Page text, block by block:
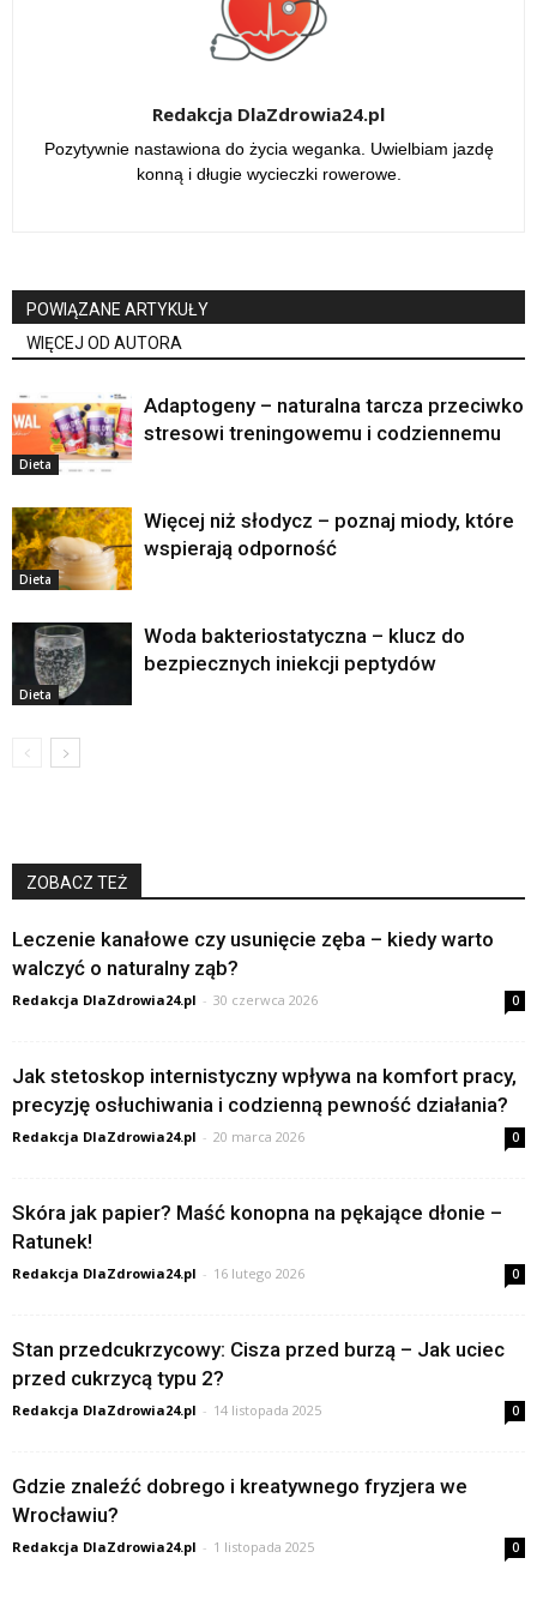
Redakcja DlaZdrowia24.pl
Pozytywnie nastawiona do życia weganka. Uwielbiam jazdę
konną i długie wycieczki rowerowe.
POWIĄZANE ARTYKUŁY
WIĘCEJ OD AUTORA
Dieta
Adaptogeny – naturalna tarcza przeciwko
stresowi treningowemu i codziennemu
Dieta
Więcej niż słodycz – poznaj miody, które
wspierają odporność
Dieta
Woda bakteriostatyczna – klucz do
bezpiecznych iniekcji peptydów
ZOBACZ TEŻ
Leczenie kanałowe czy usunięcie zęba – kiedy warto
walczyć o naturalny ząb?
Redakcja DlaZdrowia24.pl - 30 czerwca 2026 0
Jak stetoskop internistyczny wpływa na komfort pracy,
precyzję osłuchiwania i codzienną pewność działania?
Redakcja DlaZdrowia24.pl - 20 marca 2026 0
Skóra jak papier? Maść konopna na pękające dłonie –
Ratunek!
Redakcja DlaZdrowia24.pl - 16 lutego 2026 0
Stan przedcukrzycowy: Cisza przed burzą – Jak uciec
przed cukrzycą typu 2?
Redakcja DlaZdrowia24.pl - 14 listopada 2025 0
Gdzie znaleźć dobrego i kreatywnego fryzjera we
Wrocławiu?
Redakcja DlaZdrowia24.pl - 1 listopada 2025 0